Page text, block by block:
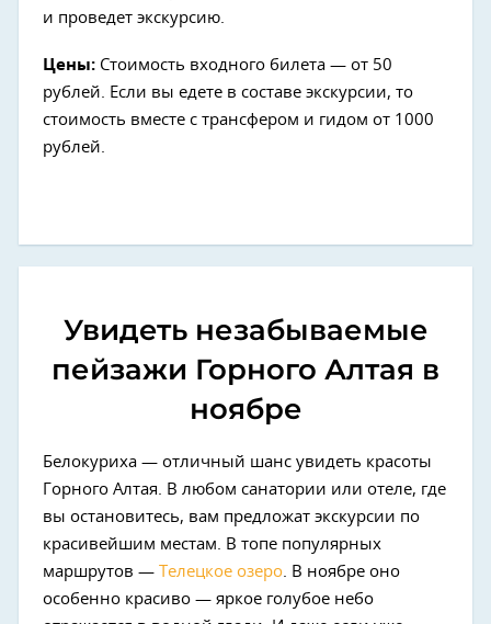
и проведет экскурсию.
Цены: Стоимость входного билета — от 50
рублей. Если вы едете в составе экскурсии, то
стоимость вместе с трансфером и гидом от 1000
рублей.
Увидеть незабываемые
пейзажи Горного Алтая в
ноябре
Белокуриха — отличный шанс увидеть красоты
Горного Алтая. В любом санатории или отеле, где
вы остановитесь, вам предложат экскурсии по
красивейшим местам. В топе популярных
маршрутов —
Телецкое озеро . В ноябре оно
особенно красиво — яркое голубое небо